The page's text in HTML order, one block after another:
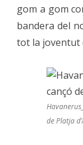
gom a gom
bandera del
tot la joventut
de Platja